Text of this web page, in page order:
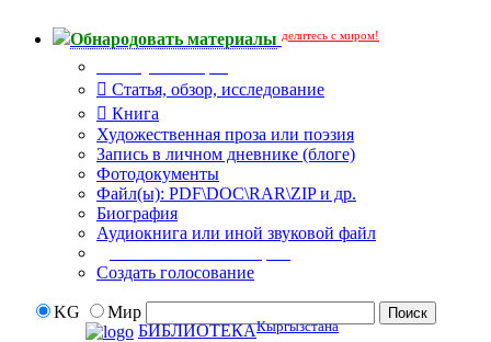
Обнародовать материалы делитесь с миром!
Статья, обзор, исследование
Книга
Художественная проза или поэзия
Запись в личном дневнике (блоге)
Фотодокументы
Файл(ы): PDF\DOC\RAR\ZIP и др.
Биография
Аудиокнига или иной звуковой файл
Создать голосование
KG
Мир
БИБЛИОТЕКАКыргызстана